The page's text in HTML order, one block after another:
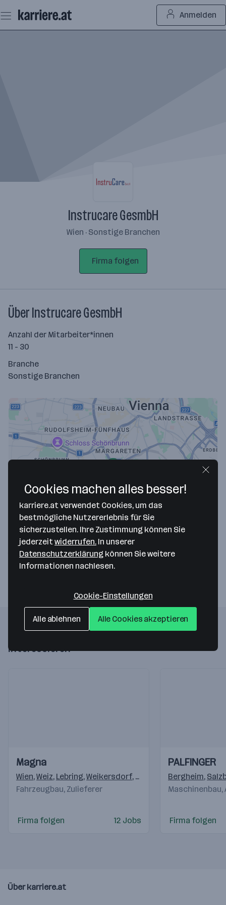
Seiteninhalt
springen
Anmelden
Instrucare GesmbH
Wien · Sonstige Branchen
Firma folgen
Über Instrucare GesmbH
Anzahl der Mitarbeiter*innen
11 - 30
Branche
Sonstige Branchen
Map data ©2026 Google
Instrucare GesmbH
Kundratstraße 3/6 - Wirtschaftshof
1100 Wien— Route berechnen
Folgende Firmen könnten dich auch
interessieren
Videos
Einblicke
Einblicke
Magna
Wien,Weiz, Lebring,Weikersdorf, Krottendorf (Weiz),
Fahrzeugbau, Zulieferer
Firma folgen 12 Jobs
Videos
Einblicke
Einblicke
PALFINGER
Bergheim,
Maschinenbau,
Firma folgen
Über karriere.at
Cookies machen alles besser!
karriere.at verwendet Cookies, um das
bestmögliche Nutzererlebnis für Sie
sicherzustellen. Ihre Zustimmung können Sie
jederzeit widerrufen. In unserer
Datenschutzerklärung können Sie weitere
Informationen nachlesen.
Cookie-Einstellungen
Alle ablehnen Alle Cookies akzeptieren